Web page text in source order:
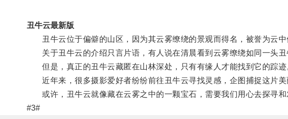
丑牛云最新版
丑牛云位于偏僻的山区，因为其云雾缭绕的景观而得名，被誉为云中
关于丑牛云的介绍只言片语，有人说在清晨看到云雾缭绕如同一头丑
但是，真正的丑牛云藏匿在山林深处，只有有缘人才能找到它的踪迹
近年来，很多摄影爱好者纷纷前往丑牛云寻找灵感，企图捕捉这片美
或许，丑牛云就像藏在云雾之中的一颗宝石，需要我们用心去探寻和
#3#